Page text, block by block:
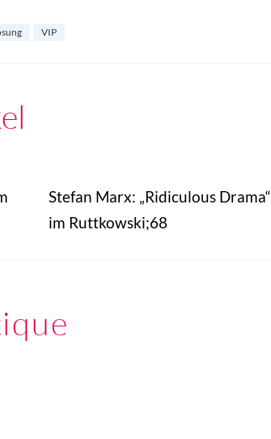
VIP
Stefan Marx: „Ridiculous Drama“
im Ruttkowski;68